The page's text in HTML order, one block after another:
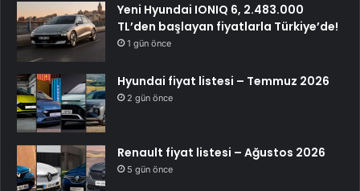
Yeni Hyundai IONIQ 6, 2.483.000
TL’den başlayan fiyatlarla Türkiye’de!
1 gün önce
Hyundai fiyat listesi – Temmuz 2026
2 gün önce
Renault fiyat listesi – Ağustos 2026
5 gün önce